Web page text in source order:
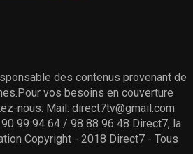
des contenus provenant de
vos besoins en couverture
nous: Mail: direct7tv@gmail.com
99 94 64 / 98 88 96 48 Direct7, la
Copyright - 2018 Direct7 - Tous